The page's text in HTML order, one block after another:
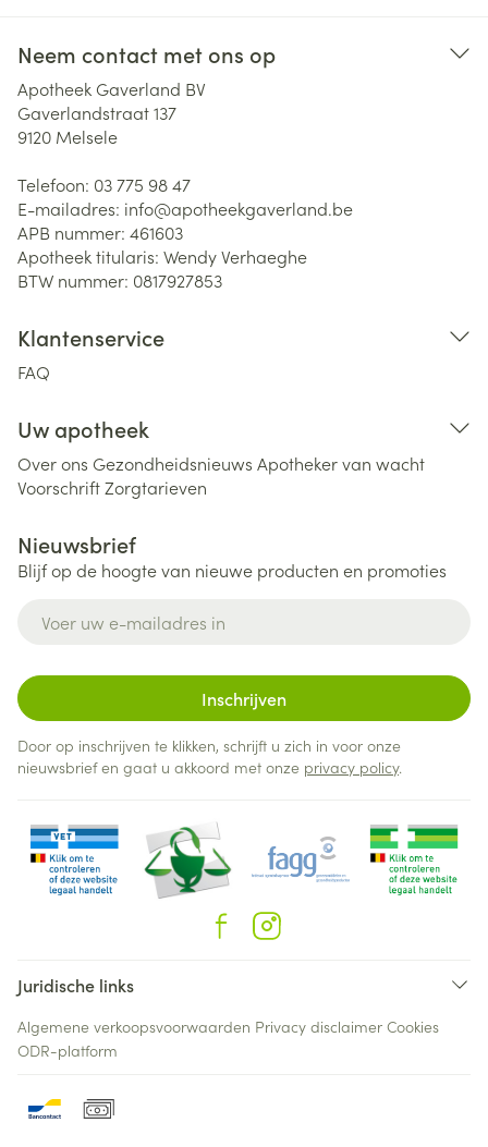
Neem contact met ons op
Apotheek Gaverland BV
Gaverlandstraat 137
9120 Melsele
Telefoon: 03 775 98 47
E-mailadres: info@apotheekgaverland.be
APB nummer: 461603
Apotheek titularis: Wendy Verhaeghe
BTW nummer: 0817927853
Klantenservice
FAQ
Uw apotheek
Over ons Gezondheidsnieuws Apotheker van wacht
VoorschriftZorgtarieven
Nieuwsbrief
Blijf op de hoogte van nieuwe producten en promoties
Inschrijven
Door op inschrijven te klikken, schrijft u zich in voor onze
nieuwsbrief en gaat u akkoord met onze privacy policy.
Juridische links
Algemene verkoopsvoorwaarden Privacy disclaimer Cookies
ODR-platform